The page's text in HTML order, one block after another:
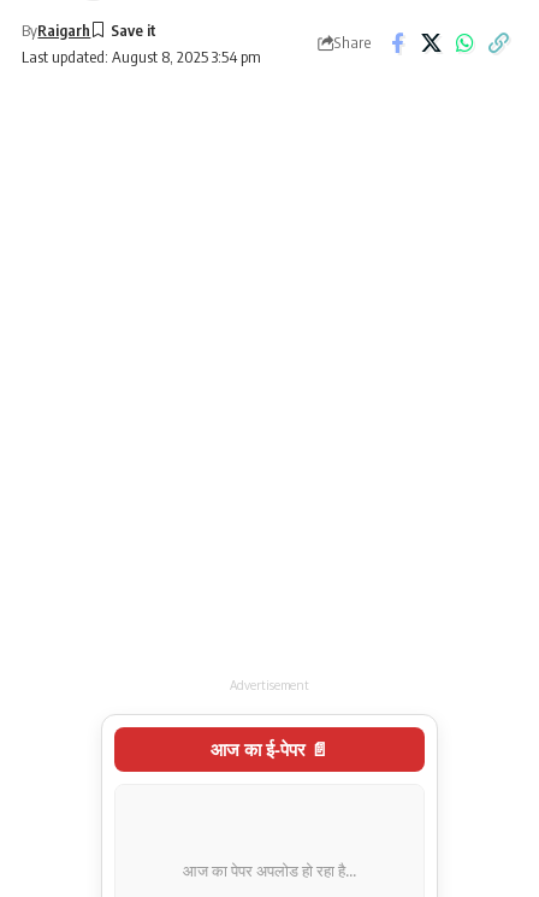
Last updated: August 8, 2025 3:54 pm
ByRaigarh
Share
Advertisement
आज का ई-पेपर 📄
आज का पेपर अपलोड हो रहा है...